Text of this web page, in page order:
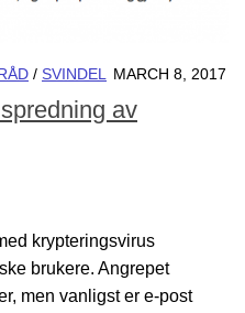
/ SVINDEL MARCH 8, 2017
av
krypteringsvirus
brukere. Angrepet
men vanligst er e-post